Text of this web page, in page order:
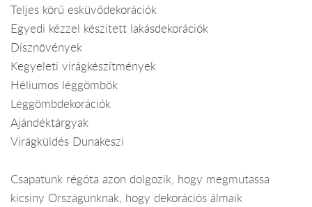
Teljes körű esküvődekorációk
Egyedi kézzel készített lakásdekorációk
Dísznövények
Kegyeleti virágkészítmények
Héliumos léggömbök
Léggömbdekorációk
Ajándéktárgyak
Virágküldés Dunakeszi
Csapatunk régóta azon dolgozik, hogy megmutassa
kicsiny Országunknak, hogy dekorációs álmaik